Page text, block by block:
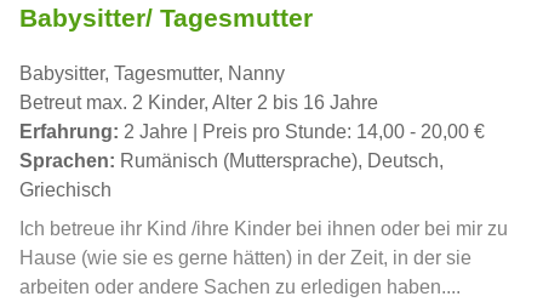
Babysitter/ Tagesmutter
Babysitter, Tagesmutter, Nanny
Betreut max. 2 Kinder, Alter 2 bis 16 Jahre
Erfahrung: 2 Jahre | Preis pro Stunde: 14,00 - 20,00 €
Sprachen: Rumänisch (Muttersprache), Deutsch,
Griechisch
Ich betreue ihr Kind /ihre Kinder bei ihnen oder bei mir zu
Hause (wie sie es gerne hätten) in der Zeit, in der sie
arbeiten oder andere Sachen zu erledigen haben....